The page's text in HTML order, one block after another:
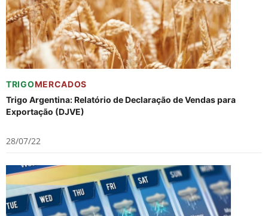
TRIGOMERCADOS
Trigo Argentina: Relatório de Declaração de Vendas para
Exportação (DJVE)
28/07/22